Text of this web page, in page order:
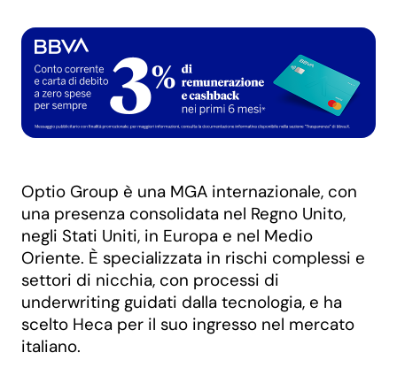
Optio Group è una MGA internazionale, con
una presenza consolidata nel Regno Unito,
negli Stati Uniti, in Europa e nel Medio
Oriente. È specializzata in rischi complessi e
settori di nicchia, con processi di
underwriting guidati dalla tecnologia, e ha
scelto Heca per il suo ingresso nel mercato
italiano.